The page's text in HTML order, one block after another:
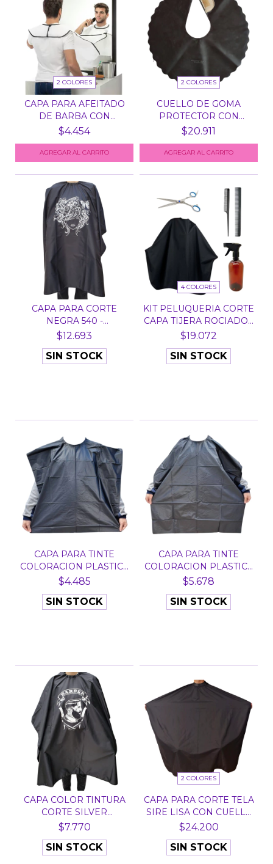
2 COLORES
CAPA PARA AFEITADO
DE BARBA CON
SOPAPAS/...
$4.454
AGREGAR AL CARRITO
2 COLORES
CUELLO DE GOMA
PROTECTOR CON
ABROJO GEO...
$20.911
AGREGAR AL CARRITO
CAPA PARA CORTE
NEGRA 540 -
MARIPOSAS
$12.693
SIN STOCK
4 COLORES
KIT PELUQUERIA CORTE
CAPA TIJERA ROCIADO...
$19.072
SIN STOCK
CAPA PARA TINTE
COLORACION PLASTICA
CHIC...
$4.485
SIN STOCK
CAPA PARA TINTE
COLORACION PLASTICA
GRAN...
$5.678
SIN STOCK
CAPA COLOR TINTURA
CORTE SILVER
IMPERMEA...
$7.770
SIN STOCK
2 COLORES
CAPA PARA CORTE TELA
SIRE LISA CON CUELL...
$24.200
SIN STOCK